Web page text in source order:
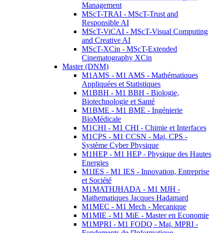
Management
MScT-TRAI - MScT-Trust and
Responsible AI
MScT-ViCAI - MScT-Visual Computing
and Creative AI
MScT-XCin - MScT-Extended
Cinematography XCin
Master (DNM)
M1AMS - M1 AMS - Mathématiques
Appliquées et Statistiques
M1BBH - M1 BBH - Biologie,
Biotechnologie et Santé
M1BME - M1 BME - Ingénierie
BioMédicale
M1CHI - M1 CHI - Chimie et Interfaces
M1CPS - M1 CCSN - Maj. CPS -
Système Cyber Physique
M1HEP - M1 HEP - Physique des Hautes
Energies
M1IES - M1 IES - Innovation, Entreprise
et Société
M1MATHJHADA - M1 MJH -
Mathematiques Jacques Hadamard
M1MEC - M1 Mech - Mecanique
M1MIE - M1 MiE - Master en Economie
M1MPRI - M1 FODQ - Maj. MPRI -